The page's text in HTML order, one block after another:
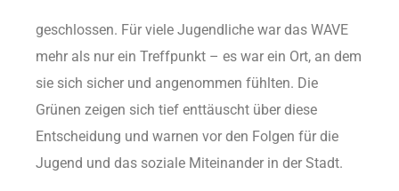
geschlossen. Für viele Jugendliche war das WAVE
mehr als nur ein Treffpunkt – es war ein Ort, an dem
sie sich sicher und angenommen fühlten. Die
Grünen zeigen sich tief enttäuscht über diese
Entscheidung und warnen vor den Folgen für die
Jugend und das soziale Miteinander in der Stadt.